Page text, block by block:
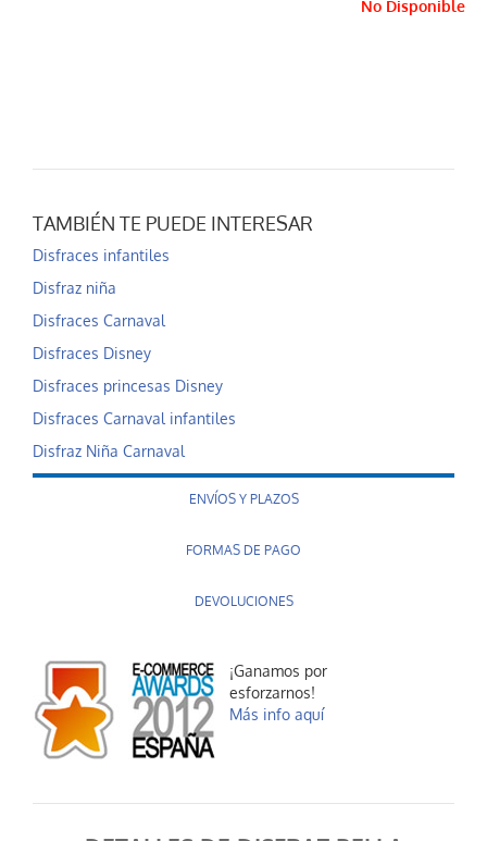
No Disponible
TAMBIÉN TE PUEDE INTERESAR
Disfraces infantiles
Disfraz niña
Disfraces Carnaval
Disfraces Disney
Disfraces princesas Disney
Disfraces Carnaval infantiles
Disfraz Niña Carnaval
ENVÍOS Y PLAZOS
FORMAS DE PAGO
DEVOLUCIONES
¡Ganamos por
esforzarnos!
Más info aquí